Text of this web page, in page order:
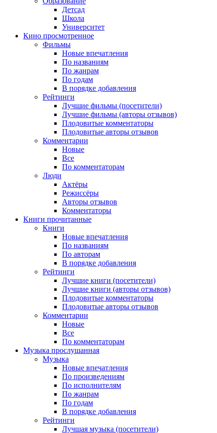
Детсад
Школа
Университет
Кино просмотренное
Фильмы
Новые впечатления
По названиям
По жанрам
По годам
В порядке добавления
Рейтинги
Лучшие фильмы (посетители)
Лучшие фильмы (авторы отзывов)
Плодовитые комментаторы
Плодовитые авторы отзывов
Комментарии
Новые
Все
По комментаторам
Люди
Актёры
Режиссёры
Авторы отзывов
Комментаторы
Книги прочитанные
Книги
Новые впечатления
По названиям
По авторам
В порядке добавления
Рейтинги
Лучшие книги (посетители)
Лучшие книги (авторы отзывов)
Плодовитые комментаторы
Плодовитые авторы отзывов
Комментарии
Новые
Все
По комментаторам
Музыка прослушанная
Музыка
Новые впечатления
По произведениям
По исполнителям
По жанрам
По годам
В порядке добавления
Рейтинги
Лучшая музыка (посетители)